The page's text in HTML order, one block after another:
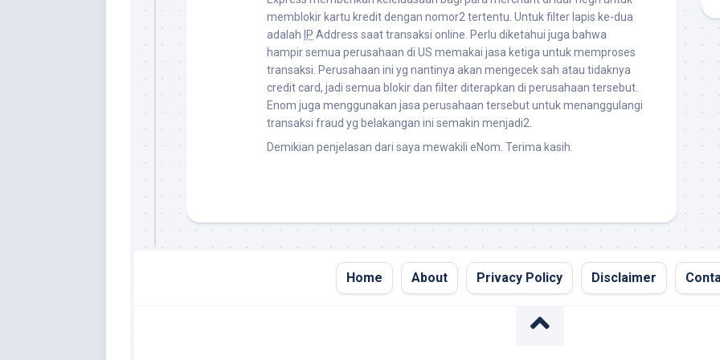
memblokir kartu kredit dengan nomor2 tertentu. Untuk filter lapis ke-dua
adalah IP Address saat transaksi online. Perlu diketahui juga bahwa
hampir semua perusahaan di US memakai jasa ketiga untuk memproses
transaksi. Perusahaan ini yg nantinya akan mengecek sah atau tidaknya
credit card, jadi semua blokir dan filter diterapkan di perusahaan tersebut.
Enom juga menggunakan jasa perusahaan tersebut untuk menanggulangi
transaksi fraud yg belakangan ini semakin menjadi2.
Demikian penjelasan dari saya mewakili eNom. Terima kasih.
Home About Privacy Policy Disclaimer